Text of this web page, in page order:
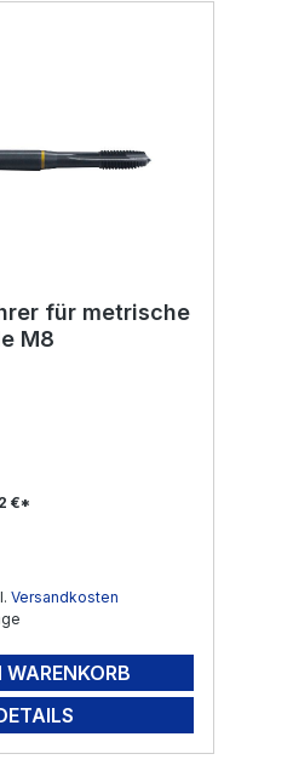
für metrische
M8
€*
Versandkosten
WARENKORB